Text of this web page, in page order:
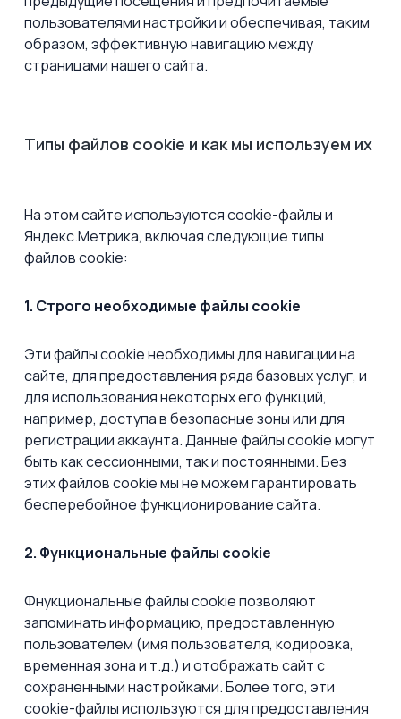
пользователями настройки и обеспечивая, таким
образом, эффективную навигацию между
страницами нашего сайта.
Типы файлов сookie и как мы используем их
На этом сайте используются cookie-файлы и
Яндекс.Метрика, включая следующие типы
файлов сookie:
1. Строго необходимые файлы cookie
Эти файлы cookie необходимы для навигации на
сайте, для предоставления ряда базовых услуг, и
для использования некоторых его функций,
например, доступа в безопасные зоны или для
регистрации аккаунта. Данные файлы cookie могут
быть как сессионными, так и постоянными. Без
этих файлов cookie мы не можем гарантировать
бесперебойное функционирование сайта.
2. Функциональные файлы cookie
Фнукциональные файлы cookie позволяют
запоминать информацию, предоставленную
пользователем (имя пользователя, кодировка,
временная зона и т.д.) и отображать сайт с
сохраненными настройками. Более того, эти
cookie-файлы используются для предоставления